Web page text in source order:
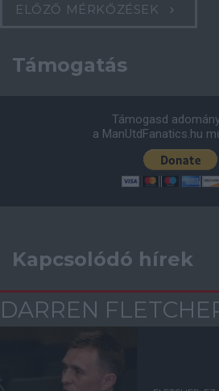
ELŐZŐ MÉRKŐZÉSEK
Támogatás
Támogasd
a ManUtdFanatics.hu
Kapcsolódó hírek
DARREN